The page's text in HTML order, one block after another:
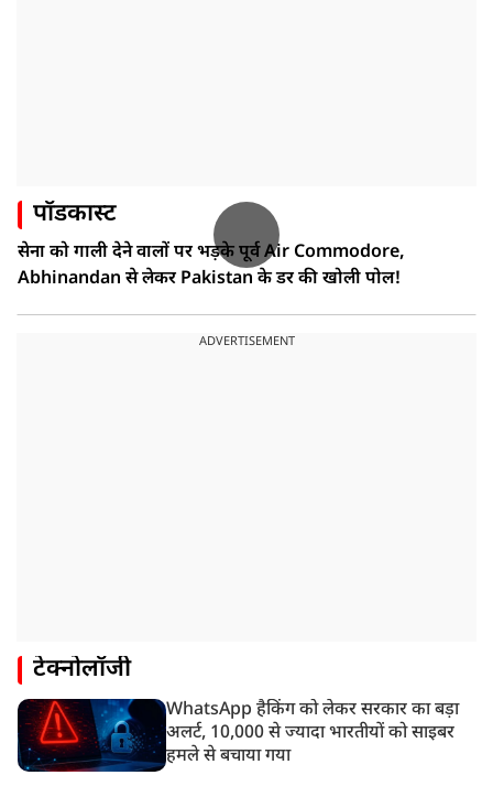
पॉडकास्ट
सेना को गाली देने वालों पर भड़के पूर्व Air Commodore,
Abhinandan से लेकर Pakistan के डर की खोली पोल!
ADVERTISEMENT
टेक्नोलॉजी
WhatsApp हैकिंग को लेकर सरकार का बड़ा
अलर्ट, 10,000 से ज्यादा भारतीयों को साइबर
हमले से बचाया गया